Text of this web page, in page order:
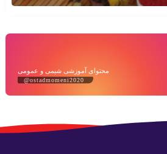
محتوای آموزشی شیمی و عمومی
@ostadmomeni2020